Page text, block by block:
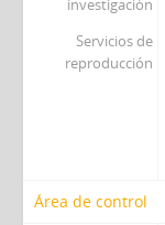
investigación
Servicios de
reproducción
Área de control